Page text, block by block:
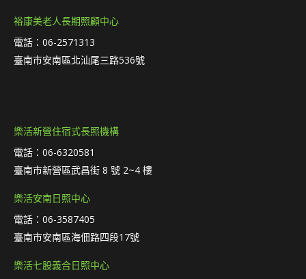
裕康美老人長期照顧中心
電話：06-2571313
臺南市安南區北汕尾三路536號
樂活新營住宿式長照機構
電話：06-6320581
臺南市新營區武昌街 8 號 2~4 樓
樂活安南日照中心
電話：06-3587405
臺南市安南區海佃路四段17號
樂活七股義合日照中心